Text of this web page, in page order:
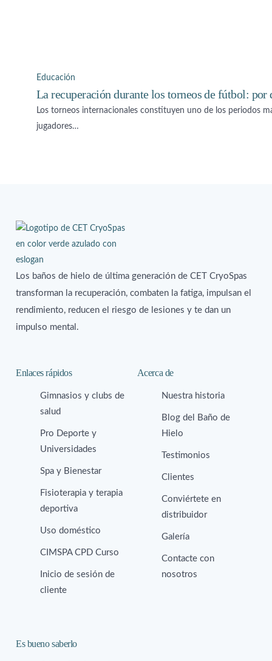
Educación
La recuperación durante los torneos de fútbol: por
Los torneos internacionales constituyen uno de los periodos
jugadores…
Los baños de hielo de última generación de CET CryoSpas
transforman la recuperación, combaten la fatiga, impulsan el
rendimiento, reducen el riesgo de lesiones y te dan un
impulso mental.
Enlaces rápidos
Gimnasios y clubs de
salud
Pro Deporte y
Universidades
Spa y Bienestar
Fisioterapia y terapia
deportiva
Uso doméstico
CIMSPA CPD Curso
Inicio de sesión de
cliente
Acerca de
Nuestra historia
Blog del Baño de
Hielo
Testimonios
Clientes
Conviértete en
distribuidor
Galería
Contacte con
nosotros
Es bueno saberlo